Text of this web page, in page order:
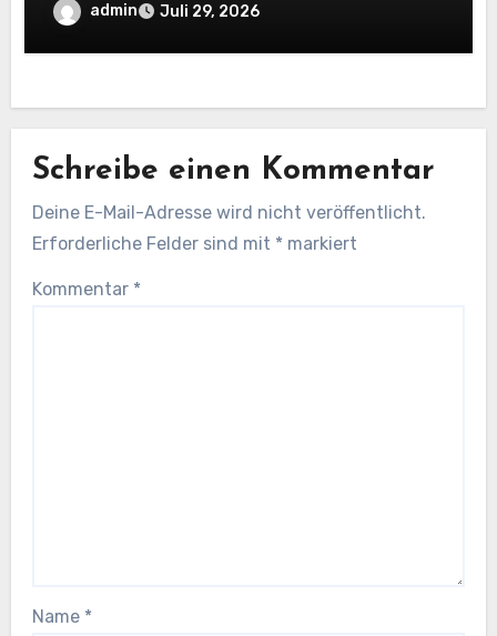
admin Juli 29, 2026
Schreibe einen Kommentar
Deine E-Mail-Adresse wird nicht veröffentlicht.
Erforderliche Felder sind mit * markiert
Kommentar *
Name *